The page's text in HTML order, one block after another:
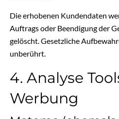
Die erhobenen Kundendaten
Auftrags oder Beendigung der
gelöscht. Gesetzliche
unberührt.
4. Analyse
Werbung